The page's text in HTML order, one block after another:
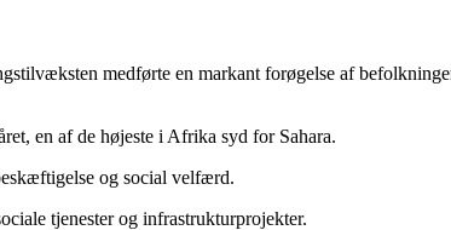
medførte en markant forøgelse af
en af ​​de højeste i Afrika syd for Sahara.
og social velfærd.
tjenester og infrastrukturprojekter.